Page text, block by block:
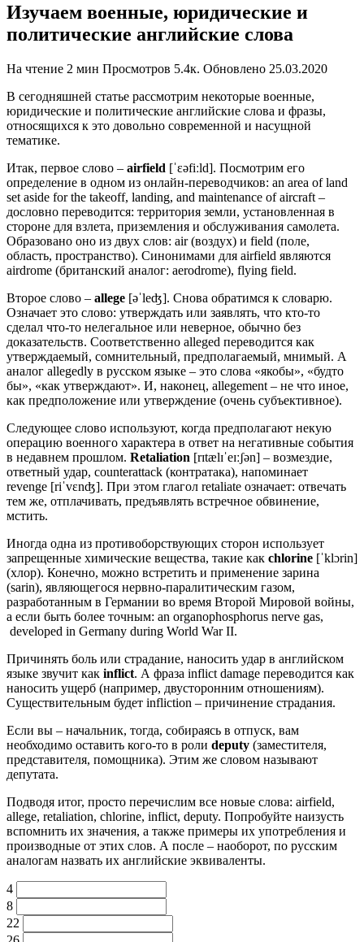
Изучаем военные, юридические и
политические английские слова
На чтение 2 мин Просмотров 5.4к. Обновлено 25.03.2020
В сегодняшней статье рассмотрим некоторые военные,
юридические и политические английские слова и фразы,
относящихся к это довольно современной и насущной
тематике.
Итак, первое слово – airfield [ˈɛəfiːld]. Посмотрим его
определение в одном из онлайн-переводчиков: an area of land
set aside for the takeoff, landing, and maintenance of aircraft –
дословно переводится: территория земли, установленная в
стороне для взлета, приземления и обслуживания самолета.
Образовано оно из двух слов: air (воздух) и field (поле,
область, пространство). Синонимами для airfield являются
airdrome (британский аналог: aerodrome), flying field.
Второе слово – allege [əˈleʤ]. Снова обратимся к словарю.
Означает это слово: утверждать или заявлять, что кто-то
сделал что-то нелегальное или неверное, обычно без
доказательств. Соответственно alleged переводится как
утверждаемый, сомнительный, предполагаемый, мнимый. А
аналог allegedly в русском языке – это слова «якобы», «будто
бы», «как утверждают». И, наконец, allegement – не что иное,
как предположение или утверждение (очень субъективное).
Следующее слово используют, когда предполагают некую
операцию военного характера в ответ на негативные события
в недавнем прошлом. Retaliation [rɪtælɪˈeɪːʃən] – возмездие,
ответный удар, counterattack (контратака), напоминает
revenge [riˈvɛnʤ]. При этом глагол retaliate означает: отвечать
тем же, отплачивать, предъявлять встречное обвинение,
мстить.
Иногда одна из противоборствующих сторон использует
запрещенные химические вещества, такие как chlorine [ˈklɔrin]
(хлор). Конечно, можно встретить и применение зарина
(sarin), являющегося нервно-паралитическим газом,
разработанным в Германии во время Второй Мировой войны,
а если быть более точным: an organophosphorus nerve gas,
developed in Germany during World War II.
Причинять боль или страдание, наносить удар в английском
языке звучит как inflict. А фраза inflict damage переводится как
наносить ущерб (например, двусторонним отношениям).
Существительным будет infliction – причинение страдания.
Если вы – начальник, тогда, собираясь в отпуск, вам
необходимо оставить кого-то в роли deputy (заместителя,
представителя, помощника). Этим же словом называют
депутата.
Подводя итог, просто перечислим все новые слова: airfield,
allege, retaliation, chlorine, inflict, deputy. Попробуйте наизусть
вспомнить их значения, а также примеры их употребления и
производные от этих слов. А после – наоборот, по русским
аналогам назвать их английские эквиваленты.
4
8
22